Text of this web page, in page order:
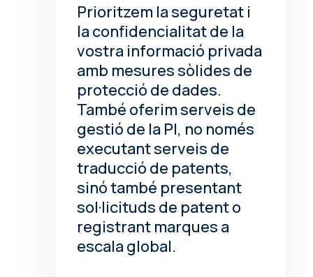
Prioritzem la seguretat i
la confidencialitat de la
vostra informació privada
amb mesures sòlides de
protecció de dades.
També oferim serveis de
gestió de la PI, no només
executant serveis de
traducció de patents,
sinó també presentant
sol·licituds de patent o
registrant marques a
escala global.